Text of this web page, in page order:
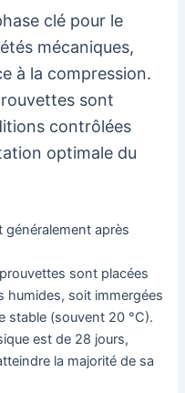
clé pour le
mécaniques,
à la compression.
sont
contrôlées
optimale du
généralement après
sont placées
humides, soit immergées
stable (souvent 20 °C).
est de 28 jours,
la majorité de sa